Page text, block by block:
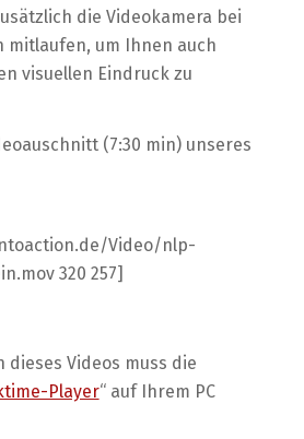
die Videokamera bei
mitlaufen, um Ihnen auch
visuellen Eindruck zu
(7:30 min) unseres
Video/nlp-
320 257]
dieses Videos muss die
Player“ auf Ihrem PC